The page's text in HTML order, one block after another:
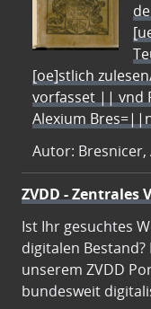
[oe]stlich
vorfasset || vnd
Alexium
Autor: Bresnicer,
ZVDD -
Ist Ihr gesuchtes
digitalen
unserem ZVDD
bundesweit